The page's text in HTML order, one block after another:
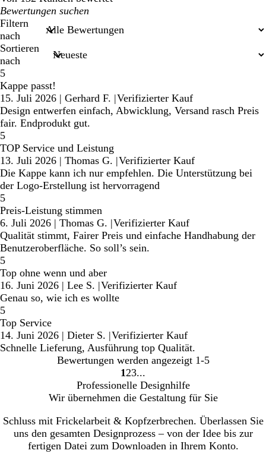
Meine
Sucheingaben
Filtern
nach
Sortieren
nach
5
Kappe passt!
15. Juli 2026 | Gerhard F. |Verifizierter Kauf
Design entwerfen einfach, Abwicklung, Versand rasch Preis
fair. Endprodukt gut.
5
TOP Service und Leistung
13. Juli 2026 | Thomas G. |Verifizierter Kauf
Die Kappe kann ich nur empfehlen. Die Unterstützung bei
der Logo-Erstellung ist hervorragend
5
Preis-Leistung stimmen
6. Juli 2026 | Thomas G. |Verifizierter Kauf
Qualität stimmt, Fairer Preis und einfache Handhabung der
Benutzeroberfläche. So soll’s sein.
5
Top ohne wenn und aber
16. Juni 2026 | Lee S. |Verifizierter Kauf
Genau so, wie ich es wollte
5
Top Service
14. Juni 2026 | Dieter S. |Verifizierter Kauf
Schnelle Lieferung, Ausführung top Qualität.
Bewertungen werden angezeigt 1-5
Gehe
zu
Seite
1
1 Gehe
zu
Seite
2
2 Gehe
zu
Seite
3
Professionelle Designhilfe
Wir übernehmen die Gestaltung für Sie
Schluss mit Frickelarbeit & Kopfzerbrechen. Überlassen Sie
uns den gesamten Designprozess – von der Idee bis zur
fertigen Datei zum Downloaden in Ihrem Konto.